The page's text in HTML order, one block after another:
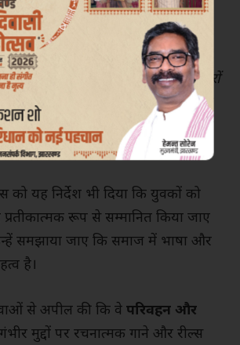
देते हुए मंत्री दीपक बिरुवा ने
लिखा—
जब युवा सस्ती लोकप्रियता के लिए संस्कारों
भाषा का उपयोग करते हैं। यह मैं मंत्री
व्यक्ति के नाते कह रहा हूं। इन
संस्कार सिखाने की जरूरत है।”
को यह निर्देश भी दिया कि युवकों को
रूप से सम्मानित किया जाए
समझाया जाए कि समाज में भाषा और
है।
से अपील की कि वे परिवहन और
मुद्दों पर रचनात्मक गाने और रील्स